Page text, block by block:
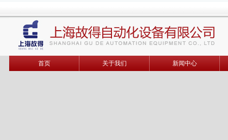
首页 关于我们 新闻中心